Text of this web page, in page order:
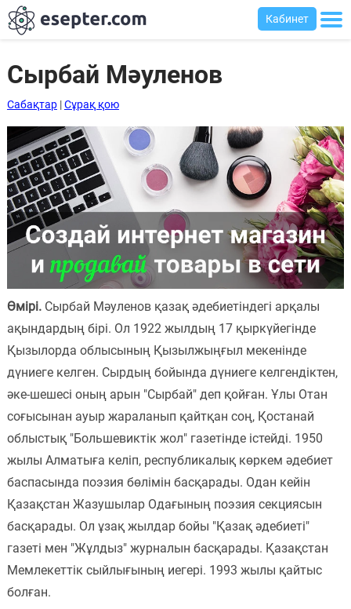
Сабақтар
Хабарландыру
тақтасы
Кіру
Қазақша-
ағылшынша
сөздік
Ағылшынша-
сөздік
Пәндер
Тіркелу
Кабинет
Сырбай Мәуленов
Сабақтар|Сұрақ қою
Өмірі.Сырбай Мәуленов қазақ әдебиетіндегі арқалы
ақындардың бірі. Ол 1922 жылдың 17 қыркүйегінде
Қызылорда облысының Қызылжыңғыл мекенінде
дүниеге келген. Сырдың бойында дүниеге келгендіктен,
әке-шешесі оның арын "Сырбай" деп қойған. Ұлы Отан
соғысынан ауыр жараланып қайтқан соң, Қостанай
облыстық "Большевиктік жол" газетінде істейді. 1950
жылы Алматыға келіп, республикалық көркем әдебиет
баспасында поэзия бөлімін басқарады. Одан кейін
Қазақстан Жазушылар Одағының поэзия секциясын
басқарады. Ол ұзақ жылдар бойы "Қазақ әдебиеті"
газеті мен "Жұлдыз" журналын басқарады. Қазақстан
Мемлекеттік сыйлығының иегері. 1993 жылы қайтыс
болған.